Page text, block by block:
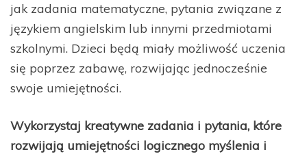
jak zadania matematyczne, pytania związane z
językiem angielskim lub innymi przedmiotami
szkolnymi. Dzieci będą miały możliwość uczenia
się poprzez zabawę, rozwijając jednocześnie
swoje umiejętności.
Wykorzystaj kreatywne zadania i pytania, które
rozwijają umiejętności logicznego myślenia i